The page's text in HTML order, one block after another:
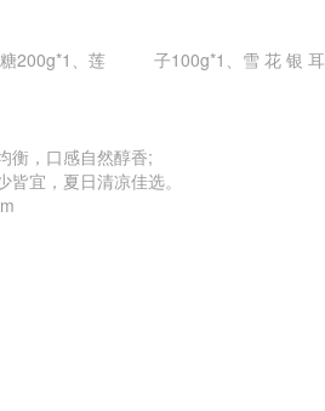
200g*1、莲          子100g*1、雪 花 银 耳
衡，口感自然醇香;
宜，夏日清凉佳选。